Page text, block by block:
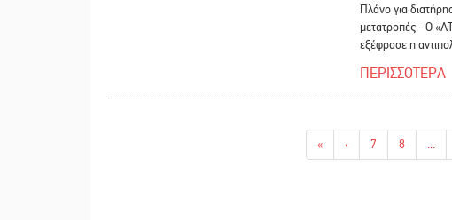
Πλάνο για
μετατροπές - Ο
εξέφρασε η
ΠΕΡΙΣΣΟΤΕΡΑ
« ‹ 7 8 ...